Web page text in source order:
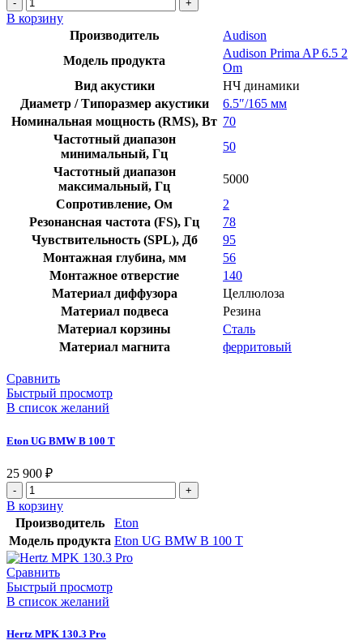
В корзину
Производитель
Audison
Модель продукта
Audison Prima AP 6.5 2
Om
Вид акустики
НЧ динамики
Диаметр / Типоразмер акустики
6.5″/165 мм
Номинальная мощность (RMS), Вт 70
Частотный диапазон
минимальный, Гц
50
Частотный диапазон
максимальный, Гц
5000
Сопротивление, Ом
2
Резонансная частота (FS), Гц
78
Чувствительность (SPL), Дб
95
Монтажная глубина, мм
56
Монтажное отверстие
140
Материал диффузора
Целлюлоза
Материал подвеса
Резина
Материал корзины
Сталь
Материал магнита
ферритовый
Сравнить
Быстрый просмотр
В список желаний
Eton UG BMW B 100 T
25 900 ₽
В корзину
Производитель
Eton
Модель продукта Eton UG BMW B 100 T
Сравнить
Быстрый просмотр
В список желаний
Hertz MPK 130.3 Pro